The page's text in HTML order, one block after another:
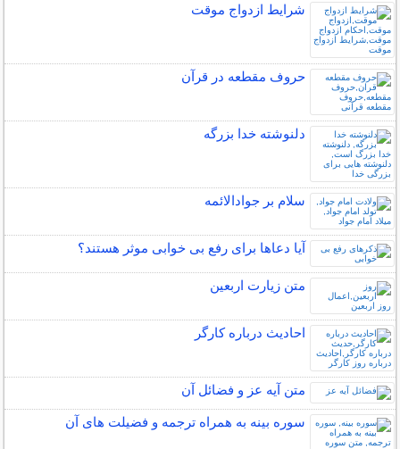
شرایط ازدواج موقت
حروف مقطعه در قرآن
دلنوشته خدا بزرگه
سلام بر جوادالائمه
آیا دعاها برای رفع بی خوابی موثر هستند؟
متن زيارت اربعين
احادیث درباره کارگر
متن آیه عز و فضائل آن
سوره بینه به همراه ترجمه و فضیلت های آن